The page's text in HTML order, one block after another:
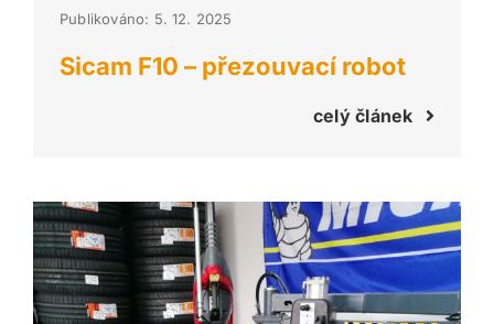
Publikováno: 5. 12. 2025
Sicam F10 – přezouvací robot
celý článek